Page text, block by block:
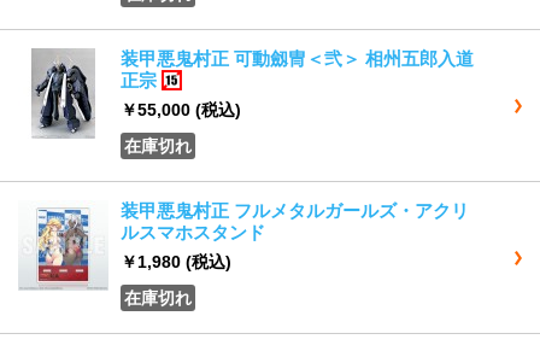
装甲悪鬼村正 可動劔冑＜弐＞ 相州五郎入道
正宗
￥55,000 (税込)
在庫切れ
装甲悪鬼村正 フルメタルガールズ・アクリ
ルスマホスタンド
￥1,980 (税込)
在庫切れ